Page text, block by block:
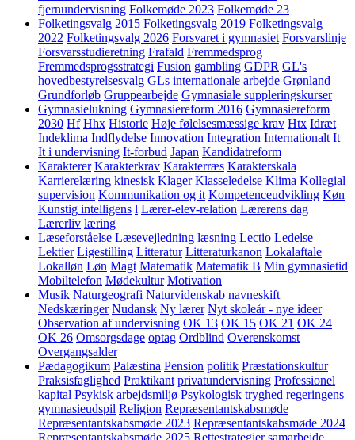
fjernundervisning Folkemøde 2023 Folkemøde 23
Folketingsvalg 2015 Folketingsvalg 2019 Folketingsvalg
2022 Folketingsvalg 2026 Forsvaret i gymnasiet Forsvarslinje
Forsvarsstudieretning Frafald Fremmedsprog
Fremmedsprogsstrategi Fusion gambling GDPR GL's
hovedbestyrelsesvalg GLs internationale arbejde Grønland
Grundforløb Gruppearbejde Gymnasiale suppleringskurser
Gymnasielukning Gymnasiereform 2016 Gymnasiereform
2030 Hf Hhx Historie Høje følelsesmæssige krav Htx Idræt
Indeklima Indflydelse Innovation Integration Internationalt It
It i undervisning It-forbud Japan Kandidatreform
Karakterer Karakterkrav Karakterræs Karakterskala
Karrierelæring kinesisk Klager Klasseledelse Klima Kollegial
supervision Kommunikation og it Kompetenceudvikling Køn
Kunstig intelligens l Lærer-elev-relation Lærerens dag
Lærerliv læring
Læseforståelse Læsevejledning læsning Lectio Ledelse
Lektier Ligestilling Litteratur Litteraturkanon Lokalaftale
Lokalløn Løn Magt Matematik Matematik B Min gymnasietid
Mobiltelefon Mødekultur Motivation
Musik Naturgeografi Naturvidenskab navneskift
Nedskæringer Nudansk Ny lærer Nyt skoleår - nye ideer
Observation af undervisning OK 13 OK 15 OK 21 OK 24
OK 26 Omsorgsdage optag Ordblind Overenskomst
Overgangsalder
Pædagogikum Palæstina Pension politik Præstationskultur
Praksisfaglighed Praktikant privatundervisning Professionel
kapital Psykisk arbejdsmiljø Psykologisk tryghed regeringens
gymnasieudspil Religion Repræsentantskabsmøde
Repræsentantskabsmøde 2023 Repræsentantskabsmøde 2024
Repræsentantskabsmøde 2025 Rettestrategier samarbejde